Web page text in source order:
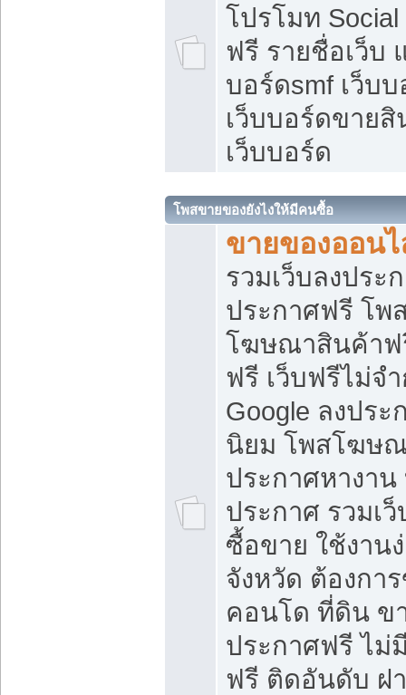
โปรโมท
ฟรี รายชื่อเว็บ
บอร์ดsmf เว็บ
เว็บบอร์ดขาย
เว็บบอร์ด
โพสขายของยังไงให้มีคนซื้อ
ขายของออน
รวมเว็บลงประ
ประกาศฟรี โพ
โฆษณาสินค้าฟ
ฟรี เว็บฟรีไม่จ
Google ลงปร
นิยม โพสโฆษ
ประกาศหางาน
ประกาศ รวมเ
ซื้อขาย ใช้งาน
จังหวัด ต้องกา
คอนโด ที่ดิน ข
ประกาศฟรี ไม่
ฟรี ติดอันดับ ฝ